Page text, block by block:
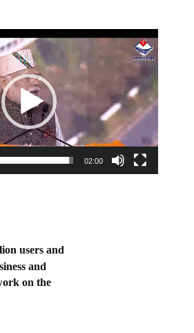
02:00
users and
and
on the